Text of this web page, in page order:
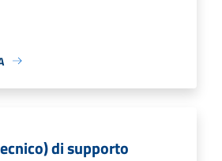
di supporto